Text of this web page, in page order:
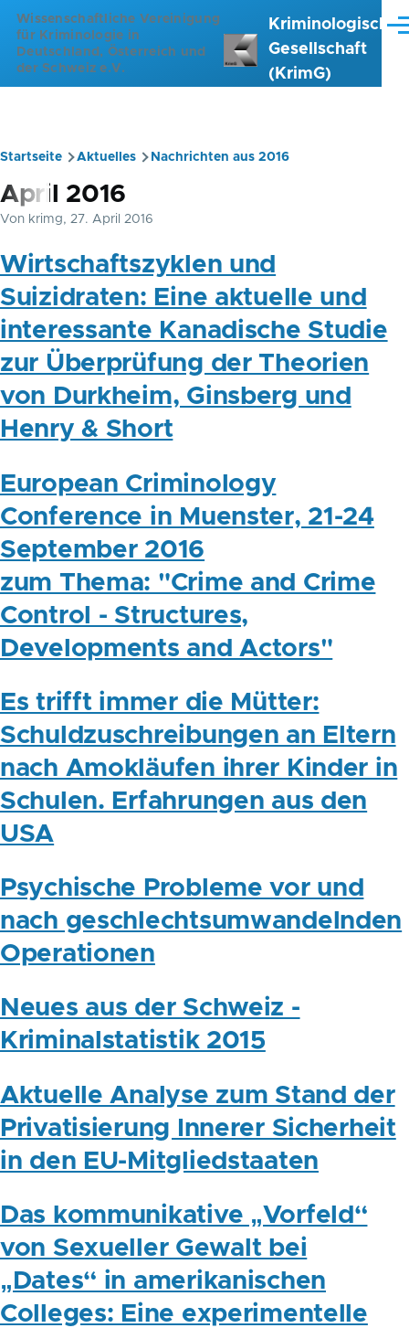
Direkt zum Inhalt
Wissenschaftliche Vereinigung
für Kriminologie in
Deutschland, Österreich und
der Schweiz e.V.
Kriminologische
Gesellschaft
(KrimG)
Pfadnavigation
Startseite Aktuelles Nachrichten aus 2016
April 2016
Von krimg, 27. April 2016
Wirtschaftszyklen und
Suizidraten: Eine aktuelle und
interessante Kanadische Studie
zur Überprüfung der Theorien
von Durkheim, Ginsberg und
Henry & Short
European Criminology
Conference in Muenster, 21-24
September 2016
zum Thema: "Crime and Crime
Control - Structures,
Developments and Actors"
Es trifft immer die Mütter:
Schuldzuschreibungen an Eltern
nach Amokläufen ihrer Kinder in
Schulen. Erfahrungen aus den
USA
Psychische Probleme vor und
nach geschlechtsumwandelnden
Operationen
Neues aus der Schweiz -
Kriminalstatistik 2015
Aktuelle Analyse zum Stand der
Privatisierung Innerer Sicherheit
in den EU-Mitgliedstaaten
Das kommunikative „Vorfeld“
von Sexueller Gewalt bei
„Dates“ in amerikanischen
Colleges: Eine experimentelle